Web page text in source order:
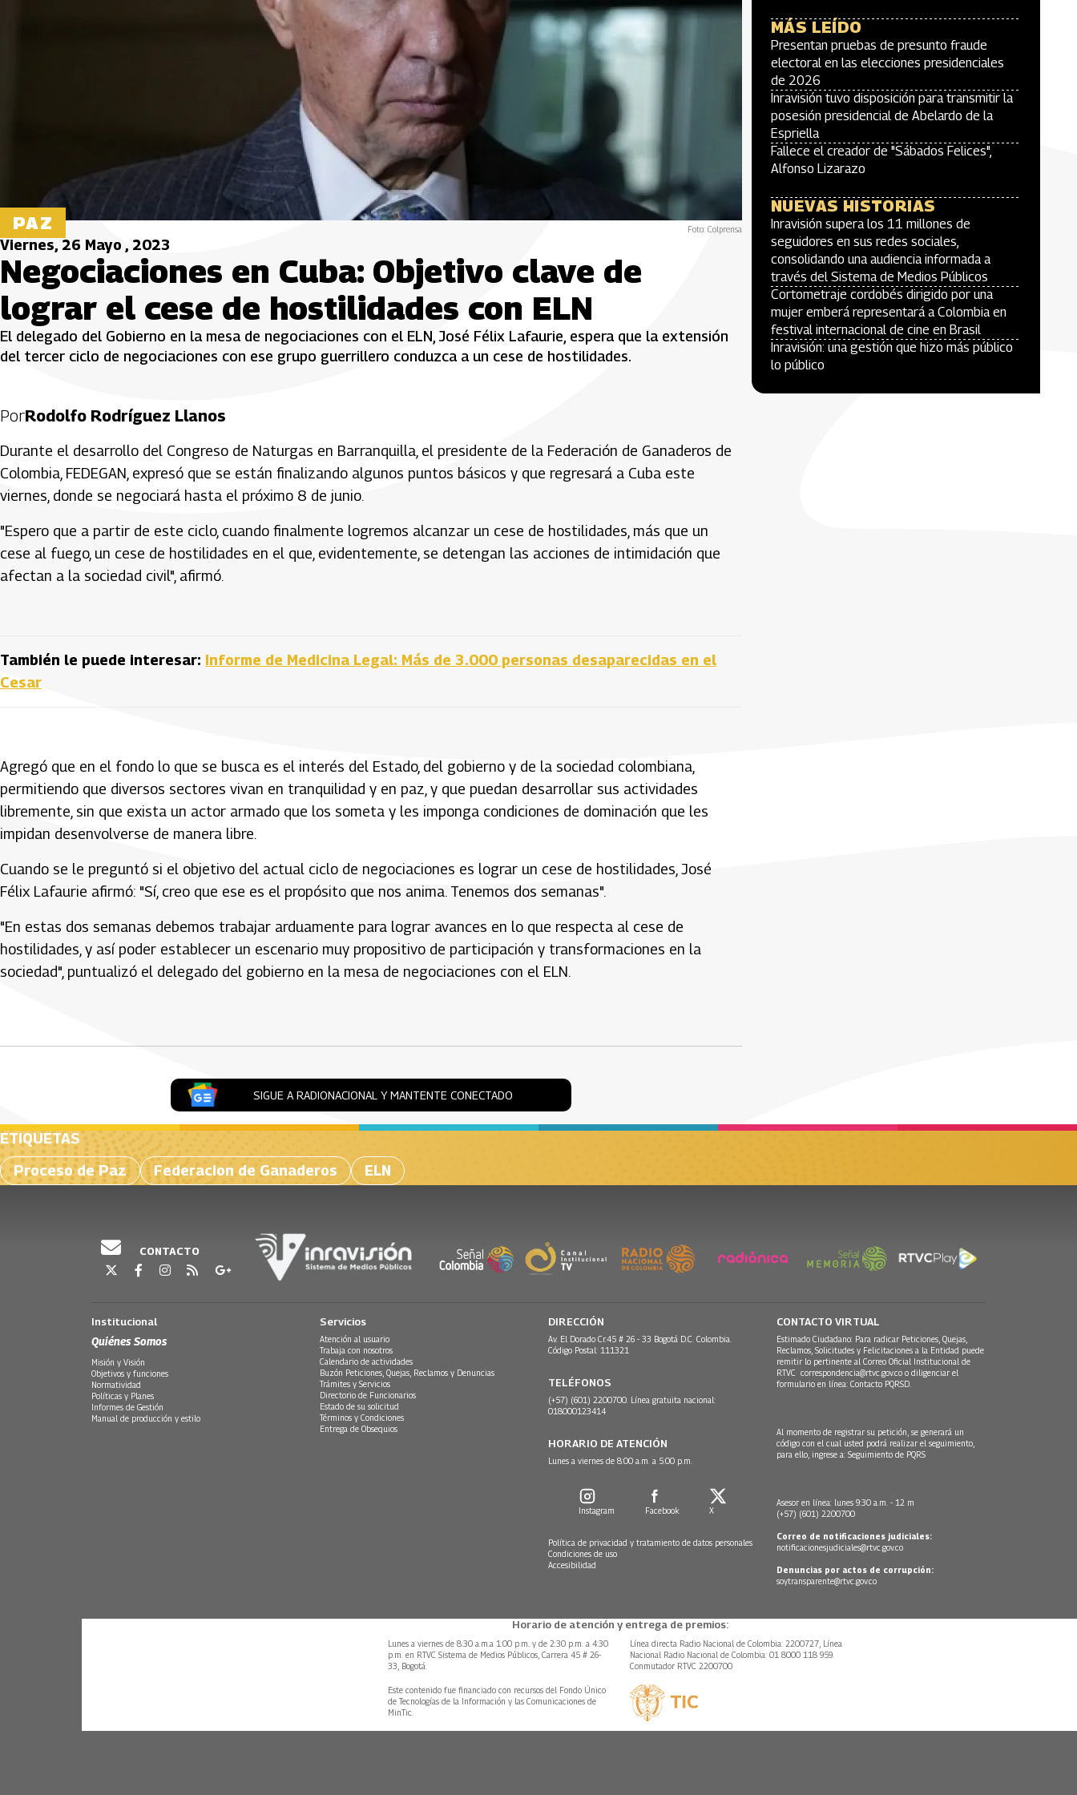
PAZ Foto: Colprensa
Viernes, 26 Mayo , 2023
Negociaciones en Cuba: Objetivo clave de
lograr el cese de hostilidades con ELN
El delegado del Gobierno en la mesa de negociaciones con el ELN, José Félix Lafaurie, espera que la extensión
del tercer ciclo de negociaciones con ese grupo guerrillero conduzca a un cese de hostilidades.
PorRodolfo Rodríguez Llanos
Durante el desarrollo del Congreso de Naturgas en Barranquilla, el presidente de la Federación de Ganaderos de
Colombia, FEDEGAN, expresó que se están finalizando algunos puntos básicos y que regresará a Cuba este
viernes, donde se negociará hasta el próximo 8 de junio.
"Espero que a partir de este ciclo, cuando finalmente logremos alcanzar un cese de hostilidades, más que un
cese al fuego, un cese de hostilidades en el que, evidentemente, se detengan las acciones de intimidación que
afectan a la sociedad civil", afirmó.
También le puede interesar: Informe de Medicina Legal: Más de 3.000 personas desaparecidas en el
Cesar
Agregó que en el fondo lo que se busca es el interés del Estado, del gobierno y de la sociedad colombiana,
permitiendo que diversos sectores vivan en tranquilidad y en paz, y que puedan desarrollar sus actividades
libremente, sin que exista un actor armado que los someta y les imponga condiciones de dominación que les
impidan desenvolverse de manera libre.
Cuando se le preguntó si el objetivo del actual ciclo de negociaciones es lograr un cese de hostilidades, José
Félix Lafaurie afirmó: "Sí, creo que ese es el propósito que nos anima. Tenemos dos semanas".
"En estas dos semanas debemos trabajar arduamente para lograr avances en lo que respecta al cese de
hostilidades, y así poder establecer un escenario muy propositivo de participación y transformaciones en la
sociedad", puntualizó el delegado del gobierno en la mesa de negociaciones con el ELN.
SIGUE A RADIONACIONAL Y MANTENTE CONECTADO
MÁS LEÍDO
Presentan pruebas de presunto fraude
electoral en las elecciones presidenciales
de 2026
Inravisión tuvo disposición para transmitir la
posesión presidencial de Abelardo de la
Espriella
Fallece el creador de "Sábados Felices",
Alfonso Lizarazo
NUEVAS HISTORIAS
Inravisión supera los 11 millones de
seguidores en sus redes sociales,
consolidando una audiencia informada a
través del Sistema de Medios Públicos
Cortometraje cordobés dirigido por una
mujer emberá representará a Colombia en
festival internacional de cine en Brasil
Inravisión: una gestión que hizo más público
lo público
ETIQUETAS
Proceso de Paz
Federacion de Ganaderos ELN
CONTACTO
Institucional
Quiénes Somos
Misión y Visión
Objetivos y funciones
Normatividad
Políticas y Planes
Informes de Gestión
Manual de producción y estilo
Servicios
Atención al usuario
Trabaja con nosotros
Calendario de actividades
Buzón Peticiones, Quejas, Reclamos y Denuncias
Trámites y Servicios
Directorio de Funcionarios
Estado de su solicitud
Términos y Condiciones
Entrega de Obsequios
DIRECCIÓN
Av. El Dorado Cr.45 # 26 - 33 Bogotá D.C. Colombia.
Código Postal: 111321
TELÉFONOS
(+57) (601) 2200700. Línea gratuita nacional:
018000123414
HORARIO DE ATENCIÓN
Lunes a viernes de 8:00 a.m. a 5:00 p.m.
Instagram Facebook X
Política de privacidad y tratamiento de datos personales
Condiciones de uso
Accesibilidad
CONTACTO VIRTUAL
Estimado Ciudadano: Para radicar Peticiones, Quejas,
Reclamos, Solicitudes y Felicitaciones a la Entidad puede
remitir lo pertinente al Correo Oficial Institucional de
RTVC correspondencia@rtvc.gov.co o diligenciar el
formulario en línea: Contacto PQRSD.
Al momento de registrar su petición, se generará un
código con el cual usted podrá realizar el seguimiento,
para ello, ingrese a: Seguimiento de PQRS
Asesor en línea: lunes 9:30 a.m. - 12 m
(+57) (601) 2200700
Correo de notificaciones judiciales:
notificacionesjudiciales@rtvc.gov.co
Denuncias por actos de corrupción:
soytransparente@rtvc.gov.co
Horario de atención y entrega de premios:
Lunes a viernes de 8:30 a.m.a 1:00 p.m. y de 2:30 p.m. a 4:30
p.m. en RTVC Sistema de Medios Públicos, Carrera 45 # 26-
33, Bogotá.
Línea directa Radio Nacional de Colombia: 2200727, Línea
Nacional Radio Nacional de Colombia: 01 8000 118 959.
Conmutador RTVC 2200700
Este contenido fue financiado con recursos del Fondo Único
de Tecnologías de la Información y las Comunicaciones de
MinTic.